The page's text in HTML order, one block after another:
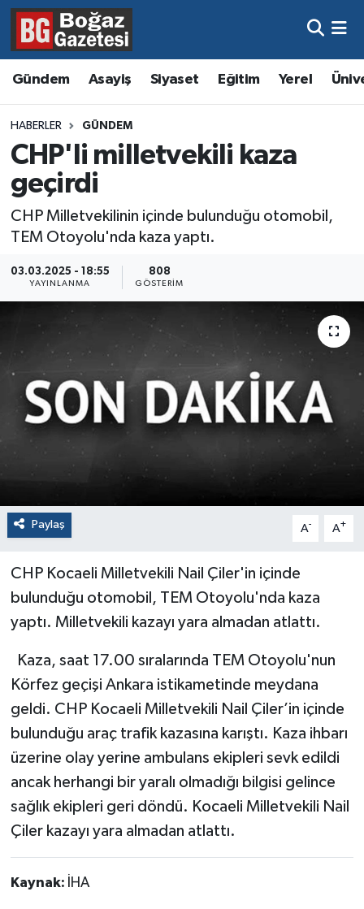
Gündem Asayiş Siyaset Eğitim Yerel
HABERLER GÜNDEM
CHP'li milletvekili kaza
geçirdi
CHP Milletvekilinin içinde bulunduğu otomobil,
TEM Otoyolu'nda kaza yaptı.
03.03.2025 - 18:55
YAYINLANMA
808
GÖSTERIM
Paylaş A- A+
CHP Kocaeli Milletvekili Nail Çiler'in içinde
bulunduğu otomobil, TEM Otoyolu'nda kaza
yaptı. Milletvekili kazayı yara almadan atlattı.
Kaza, saat 17.00 sıralarında TEM Otoyolu'nun
Körfez geçişi Ankara istikametinde meydana
geldi. CHP Kocaeli Milletvekili Nail Çiler’in içinde
bulunduğu araç trafik kazasına karıştı. Kaza ihbarı
üzerine olay yerine ambulans ekipleri sevk edildi
ancak herhangi bir yaralı olmadığı bilgisi gelince
sağlık ekipleri geri döndü. Kocaeli Milletvekili Nail
Çiler kazayı yara almadan atlattı.
Kaynak: İHA
Asayiş
Eğitim
Ekonomi
Gündem
Magazin
Resmi İlanlar
Sağlık
Hava Durumu
Trafik Durumu
Süper Lig Puan Durumu ve Fikstür
Tüm Manşetler
Son Dakika Haberleri
Haber Arşivi